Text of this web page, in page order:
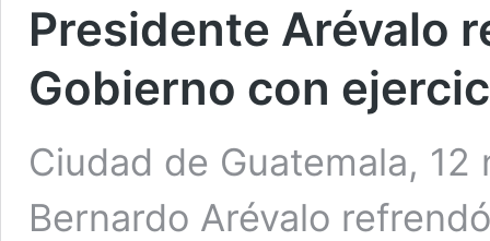
Presidente Arévalo
Gobierno con
Ciudad de Guatemala,
Bernardo Arévalo